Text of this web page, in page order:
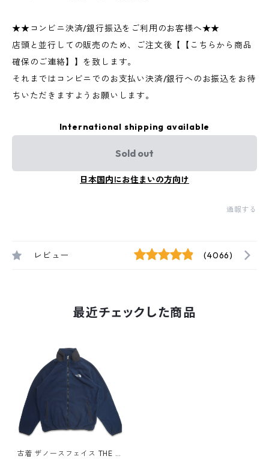
★★コンビニ決済/銀行振込をご利用のお客様へ★★
店頭と並行しての販売のため、ご注文後【【こちらから商品
確保のご連絡】】を致します。
それまではコンビニでのお支払い決済/銀行へのお振込をお待
ちいただきますようお願いします。
International shipping available
Sold out
日本国内にお住まいの方向け
通報する
レビュー (4066)
最近チェックした商品
古着 ザノースフェイス THE N